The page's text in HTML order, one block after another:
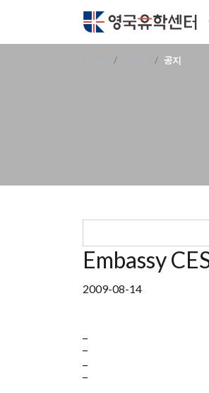
공지
Embassy
2009-08-14